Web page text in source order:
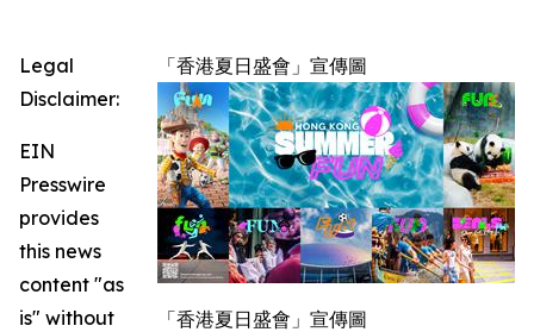
「香港夏日盛會」宣傳圖
「香港夏日盛會」宣傳圖
Legal
Disclaimer:
EIN
Presswire
provides
this news
content "as
is" without